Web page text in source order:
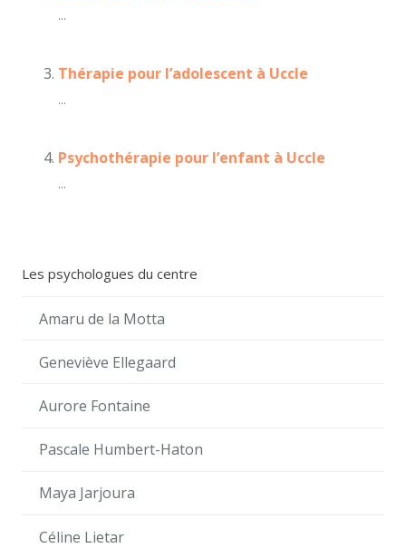
...
Thérapie pour l’adolescent à Uccle
...
Psychothérapie pour l’enfant à Uccle
...
Les psychologues du centre
Amaru de la Motta
Geneviève Ellegaard
Aurore Fontaine
Pascale Humbert-Haton
Maya Jarjoura
Céline Lietar